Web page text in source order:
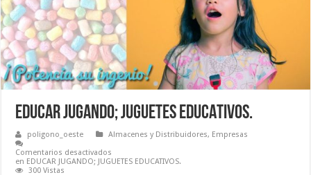
EDUCAR JUGANDO; JUGUETES EDUCATIVOS.
poligono_oeste Almacenes y Distribuidores, Empresas
Comentarios desactivados
en EDUCAR JUGANDO; JUGUETES EDUCATIVOS.
300 Vistas